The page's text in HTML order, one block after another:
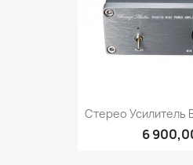
Стерео Усилитель
6